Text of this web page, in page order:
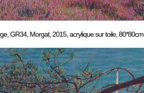
GR34, Morgat, 2015, acrylique sur toile, 80*80cm